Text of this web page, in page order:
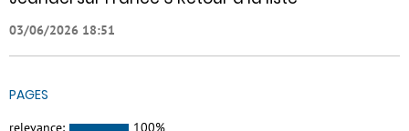
03/06/2026 18:51
PAGES